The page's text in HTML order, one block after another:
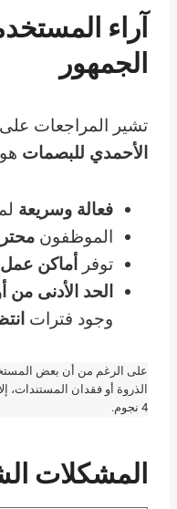
آراء
الجمهور
تشير المراجعات
الأحمدي للبصمات
فعالة وسريعة
الموظفون
توفر
أماكن
الحد الأدنى من
وجود فترات
على الرغم من أن بعض
الذروة أو فقدان المستندات،
4 نجوم.
المشكلات